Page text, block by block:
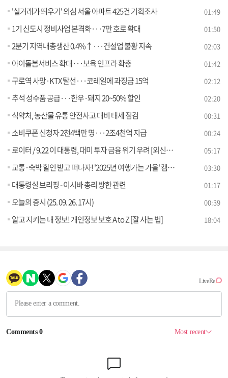
'실거래가 띄우기' 의심 서울 아파트 425건 기획조사 01:49
1기 신도시 정비사업 본격화···7만 호로 확대 01:50
2분기 지역내총생산 0.4%↑···건설업 불황 지속 02:03
아이돌봄서비스 확대···보육 인프라 확충 01:42
구로역 사망·KTX 탈선···코레일에 과징금 15억 02:12
추석 성수품 공급···한우·돼지 20~50% 할인 02:20
식약처, 농산물 유통 안전사고 대비 태세 점검 00:31
소비쿠폰 신청자 2천4백만 명···2조4천억 지급 00:24
로이터 / 9.22 이 대통령, 대미 투자 금융 위기 우려 [외신에 비친 한국] 05:17
교통·숙박 할인 받고 떠나자! '2025년 여행가는 가을' 캠페인 [클릭K+] 03:30
대통령실 브리핑 - 이시바 총리 방한 관련 01:17
오늘의 증시 (25. 09. 26. 17시) 00:39
알고 지키는 내 정보! 개인정보 보호 A to Z [잘 사는 법] 18:04